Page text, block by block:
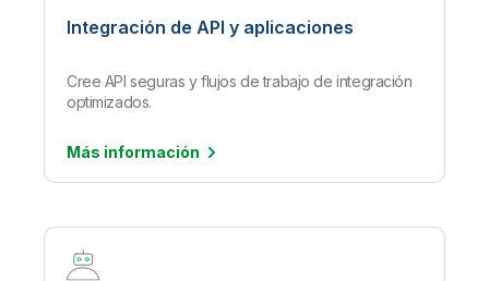
Integración de API y aplicaciones
Cree API seguras y flujos de trabajo de integración
optimizados.
Más información